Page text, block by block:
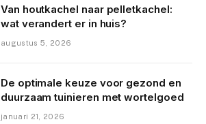
Van houtkachel naar pelletkachel:
wat verandert er in huis?
augustus 5, 2026
De optimale keuze voor gezond en
duurzaam tuinieren met wortelgoed
januari 21, 2026